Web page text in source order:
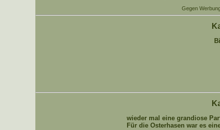
Gegen
wieder mal eine grandiose
Für die Osterhasen war es